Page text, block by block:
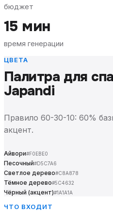
бюджет
15 мин
время генерации
ЦВЕТА
Палитра для
Japandi
Правило 60-30-10: 60%
акцент.
Айвори#F0EBE0
Песочный#D5C7A6
Светлое дерево#C8A878
Тёмное дерево#5C4632
Чёрный (акцент)#1A1A1A
ЧТО ВХОДИТ